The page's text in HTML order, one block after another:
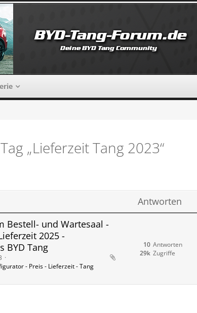
„Lieferzeit Tang 2023“
Antworten
Bestell- und Wartesaal -
2025 -
BYD Tang
- Preis - Lieferzeit - Tang
Antworten
10
Zugriffe
29k